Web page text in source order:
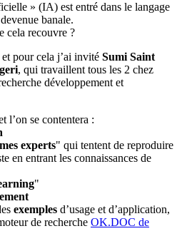
» (IA) est entré dans le langage
banale.
cela recouvre ?
pour cela j’ai invité Sumi Saint
, qui travaillent tous les 2 chez
développement et
l’on se contentera :
experts" qui tentent de reproduire
en entrant les connaissances de
"
exemples d’usage et d’application,
de recherche OK.DOC de